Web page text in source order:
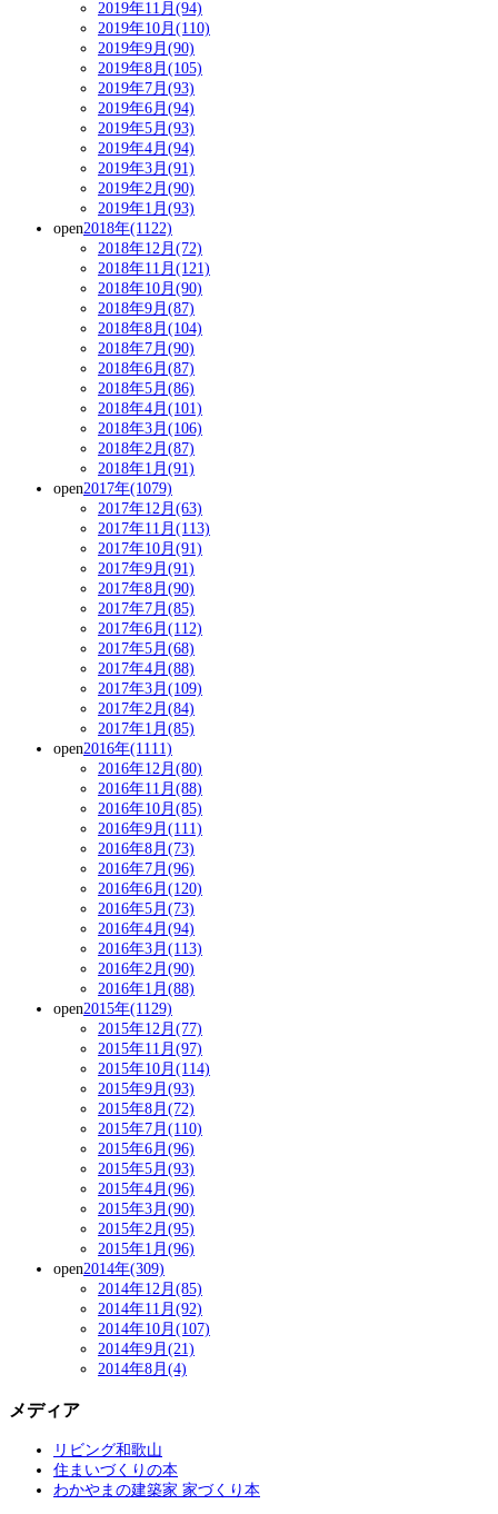
2019年11月(94)
2019年10月(110)
2019年9月(90)
2019年8月(105)
2019年7月(93)
2019年6月(94)
2019年5月(93)
2019年4月(94)
2019年3月(91)
2019年2月(90)
2019年1月(93)
open2018年(1122)
2018年12月(72)
2018年11月(121)
2018年10月(90)
2018年9月(87)
2018年8月(104)
2018年7月(90)
2018年6月(87)
2018年5月(86)
2018年4月(101)
2018年3月(106)
2018年2月(87)
2018年1月(91)
open2017年(1079)
2017年12月(63)
2017年11月(113)
2017年10月(91)
2017年9月(91)
2017年8月(90)
2017年7月(85)
2017年6月(112)
2017年5月(68)
2017年4月(88)
2017年3月(109)
2017年2月(84)
2017年1月(85)
open2016年(1111)
2016年12月(80)
2016年11月(88)
2016年10月(85)
2016年9月(111)
2016年8月(73)
2016年7月(96)
2016年6月(120)
2016年5月(73)
2016年4月(94)
2016年3月(113)
2016年2月(90)
2016年1月(88)
open2015年(1129)
2015年12月(77)
2015年11月(97)
2015年10月(114)
2015年9月(93)
2015年8月(72)
2015年7月(110)
2015年6月(96)
2015年5月(93)
2015年4月(96)
2015年3月(90)
2015年2月(95)
2015年1月(96)
open2014年(309)
2014年12月(85)
2014年11月(92)
2014年10月(107)
2014年9月(21)
2014年8月(4)
メディア
リビング和歌山
住まいづくりの本
わかやまの建築家 家づくり本